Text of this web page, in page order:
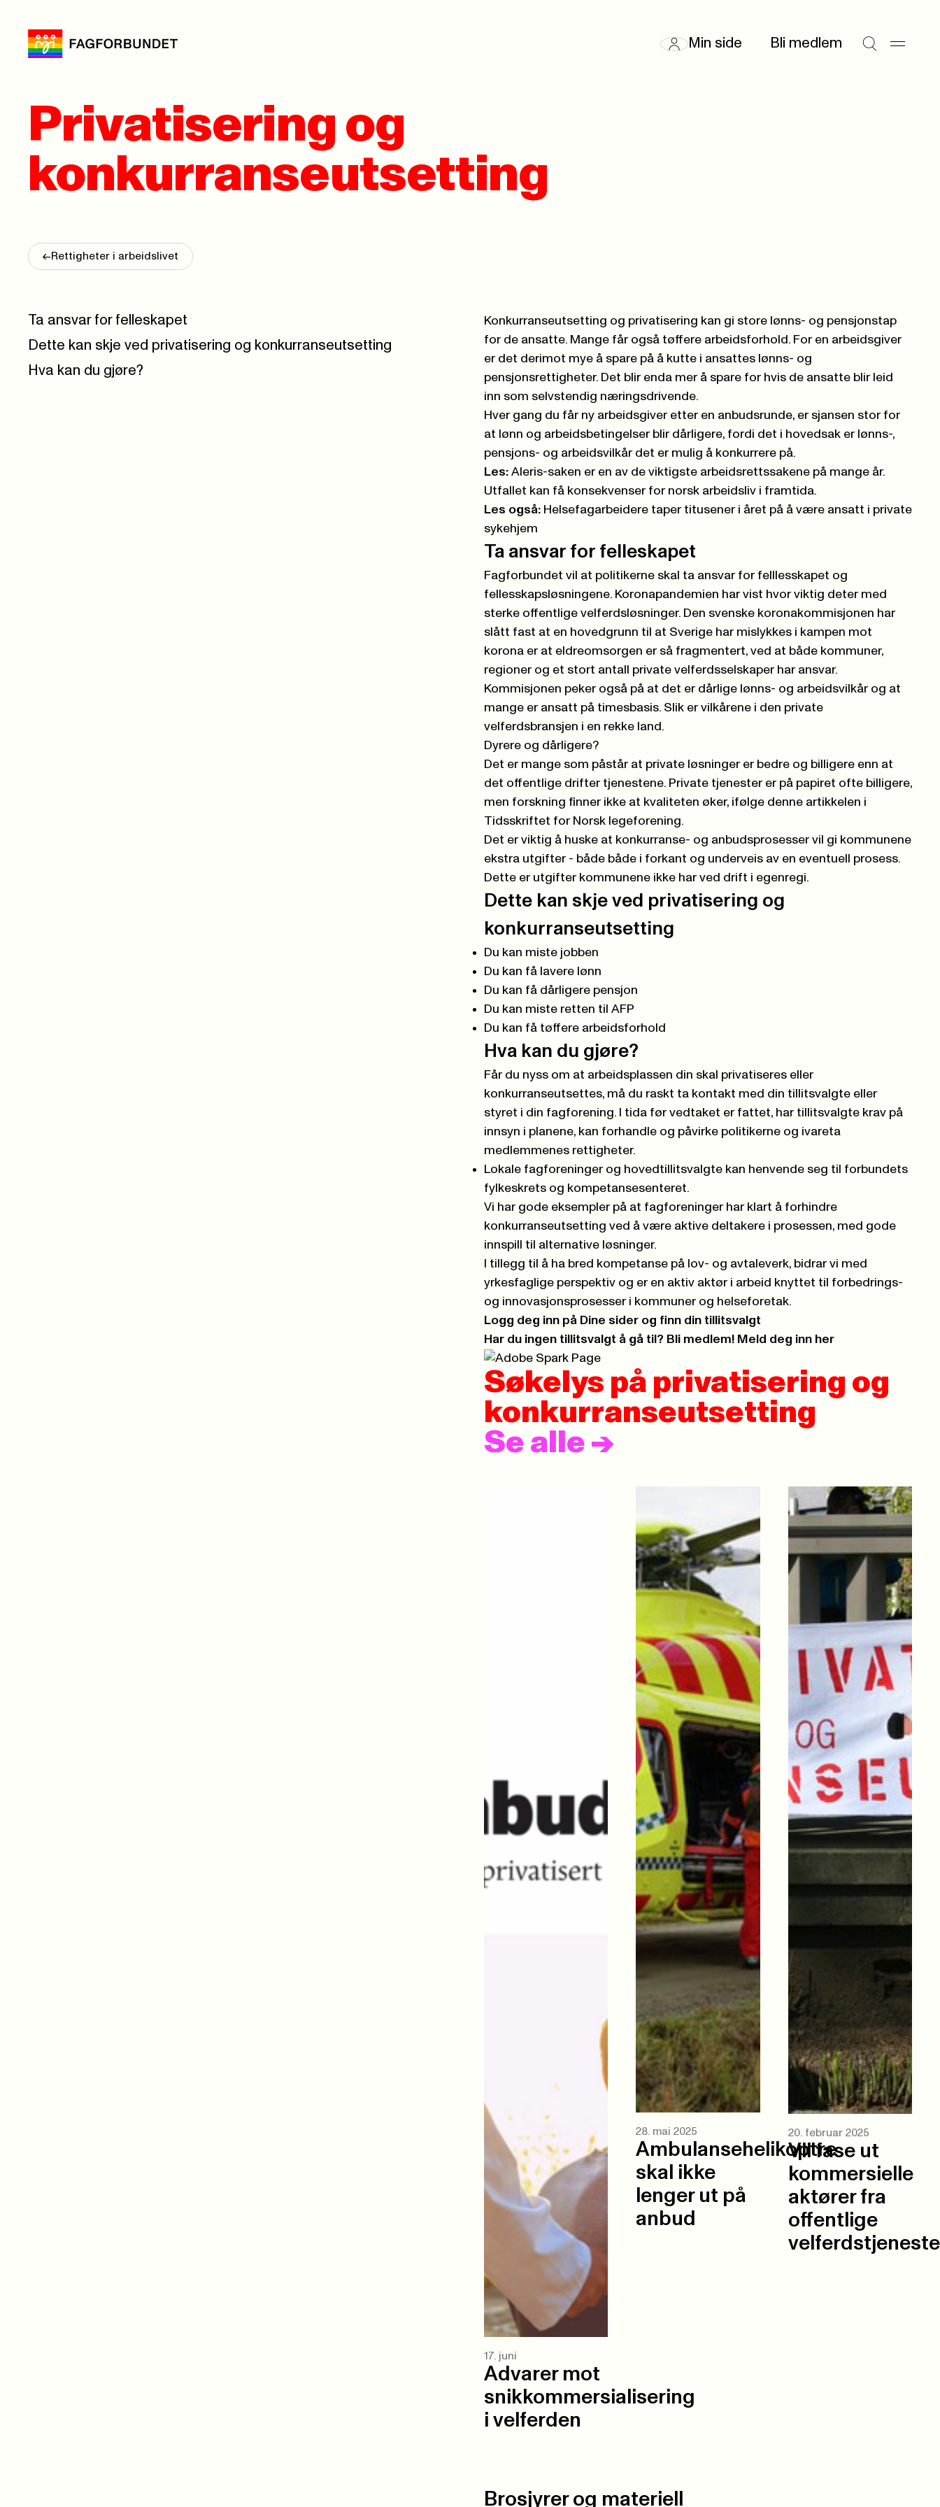
Min side Bli medlem
Privatisering og
konkurranseutsetting
<- Rettigheter i arbeidslivet
Ta ansvar for felleskapet
Dette kan skje ved privatisering og konkurranseutsetting
Hva kan du gjøre?
Konkurranseutsetting og privatisering kan gi store lønns- og pensjonstap
for de ansatte. Mange får også tøffere arbeidsforhold. For en arbeidsgiver
er det derimot mye å spare på å kutte i ansattes lønns- og
pensjonsrettigheter. Det blir enda mer å spare for hvis de ansatte blir leid
inn som selvstendig næringsdrivende.
Hver gang du får ny arbeidsgiver etter en anbudsrunde, er sjansen stor for
at lønn og arbeidsbetingelser blir dårligere, fordi det i hovedsak er lønns-,
pensjons- og arbeidsvilkår det er mulig å konkurrere på.
Les: Aleris-saken er en av de viktigste arbeidsrettssakene på mange år.
Utfallet kan få konsekvenser for norsk arbeidsliv i framtida.
Les også: Helsefagarbeidere taper titusener i året på å være ansatt i private
sykehjem
Ta ansvar for felleskapet
Fagforbundet vil at politikerne skal ta ansvar for felllesskapet og
fellesskapsløsningene. Koronapandemien har vist hvor viktig deter med
sterke offentlige velferdsløsninger. Den svenske koronakommisjonen har
slått fast at en hovedgrunn til at Sverige har mislykkes i kampen mot
korona er at eldreomsorgen er så fragmentert, ved at både kommuner,
regioner og et stort antall private velferdsselskaper har ansvar.
Kommisjonen peker også på at det er dårlige lønns- og arbeidsvilkår og at
mange er ansatt på timesbasis. Slik er vilkårene i den private
velferdsbransjen i en rekke land.
Dyrere og dårligere?
Det er mange som påstår at private løsninger er bedre og billigere enn at
det offentlige drifter tjenestene. Private tjenester er på papiret ofte billigere,
men forskning finner ikke at kvaliteten øker, ifølge denne artikkelen i
Tidsskriftet for Norsk legeforening.
Det er viktig å huske at konkurranse- og anbudsprosesser vil gi kommunene
ekstra utgifter - både både i forkant og underveis av en eventuell prosess.
Dette er utgifter kommunene ikke har ved drift i egenregi.
Dette kan skje ved privatisering og
konkurranseutsetting
Du kan miste jobben
Du kan få lavere lønn
Du kan få dårligere pensjon
Du kan miste retten til AFP
Du kan få tøffere arbeidsforhold
Hva kan du gjøre?
Får du nyss om at arbeidsplassen din skal privatiseres eller
konkurranseutsettes, må du raskt ta kontakt med din tillitsvalgte eller
styret i din fagforening. I tida før vedtaket er fattet, har tillitsvalgte krav på
innsyn i planene, kan forhandle og påvirke politikerne og ivareta
medlemmenes rettigheter.
Lokale fagforeninger og hovedtillitsvalgte kan henvende seg til forbundets
fylkeskrets og kompetansesenteret.
Vi har gode eksempler på at fagforeninger har klart å forhindre
konkurranseutsetting ved å være aktive deltakere i prosessen, med gode
innspill til alternative løsninger.
I tillegg til å ha bred kompetanse på lov- og avtaleverk, bidrar vi med
yrkesfaglige perspektiv og er en aktiv aktør i arbeid knyttet til forbedrings-
og innovasjonsprosesser i kommuner og helseforetak.
Logg deg inn på Dine sider og finn din tillitsvalgt
Har du ingen tillitsvalgt å gå til? Bli medlem! Meld deg inn her
Søkelys på privatisering og
konkurranseutsetting
Se alle ->
17. juni
Advarer mot
snikkommersialisering
i velferden
28. mai 2025
Ambulansehelikoptre
skal ikke
lenger ut på
anbud
20. februar 2025
Vil fase ut
kommersielle
aktører fra
offentlige
Brosjyrer og materiell